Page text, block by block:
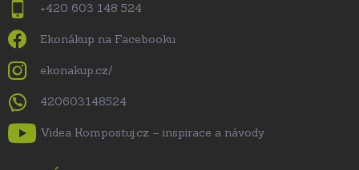
+420 603 148 524
Ekonákup na Facebooku
ekonakup.cz/
420603148524
Videa Kompostuj.cz – inspirace a návody